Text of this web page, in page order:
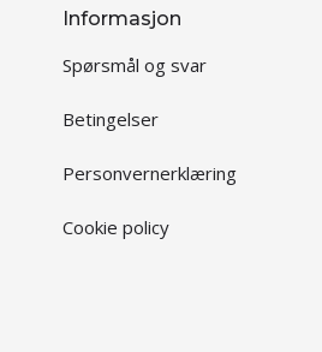
Informasjon
Spørsmål og svar
Betingelser
Personvernerklæring
Cookie policy